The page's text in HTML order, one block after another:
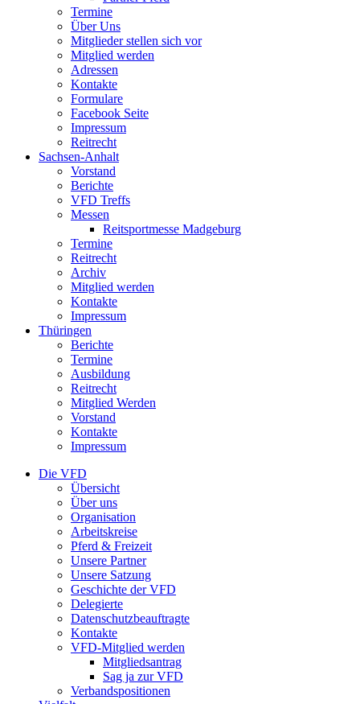
Termine
Über Uns
Mitglieder stellen sich vor
Mitglied werden
Adressen
Kontakte
Formulare
Facebook Seite
Impressum
Reitrecht
Sachsen-Anhalt
Vorstand
Berichte
VFD Treffs
Messen
Reitsportmesse Madgeburg
Termine
Reitrecht
Archiv
Mitglied werden
Kontakte
Impressum
Thüringen
Berichte
Termine
Ausbildung
Reitrecht
Mitglied Werden
Vorstand
Kontakte
Impressum
Die VFD
Übersicht
Über uns
Organisation
Arbeitskreise
Pferd & Freizeit
Unsere Partner
Unsere Satzung
Geschichte der VFD
Delegierte
Datenschutzbeauftragte
Kontakte
VFD-Mitglied werden
Mitgliedsantrag
Sag ja zur VFD
Verbandspositionen